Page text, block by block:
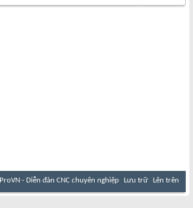
- Diễn đàn CNC chuyên nghiệp Lưu trữ Lên trên